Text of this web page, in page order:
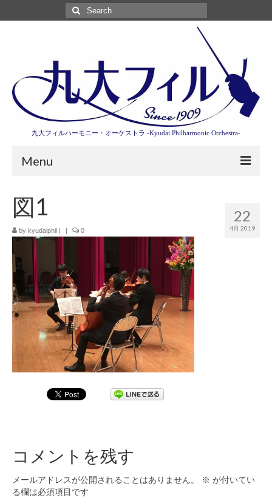
Search
for:
九大フィルハーモニー・オーケストラ -Kyudai Philharmonic Orchestra-
Menu
演奏会情報
卒業記念演奏会2027
九大フィルとは
九大フィルの歴史
ご寄付のお願い
演奏会の歴史
出張演奏
九大フィル特集ページ
22
4月 2019
図1
by kyudaiphil 0
コメントを残す
メールアドレスが公開されることはありません。 ※ が付いてい
る欄は必須項目です